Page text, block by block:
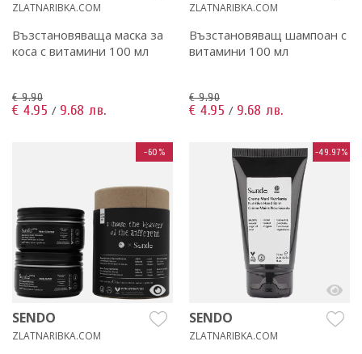
ZLATNARIBKA.COM
Възстановяваща маска за
коса с витамини 100 мл
€ 9.90
€ 4.95 / 9.68 лв.
ZLATNARIBKA.COM
Възстановяващ шампоан с
витамини 100 мл
€ 9.90
€ 4.95 / 9.68 лв.
-60%
SENDO
ZLATNARIBKA.COM
-49.97%
SENDO
ZLATNARIBKA.COM